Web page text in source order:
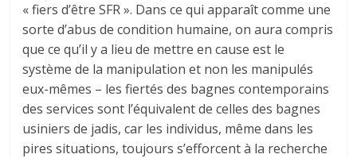
« fiers d’être SFR ». Dans ce qui apparaît comme une
sorte d’abus de condition humaine, on aura compris
que ce qu’il y a lieu de mettre en cause est le
système de la manipulation et non les manipulés
eux-mêmes – les fiertés des bagnes contemporains
des services sont l’équivalent de celles des bagnes
usiniers de jadis, car les individus, même dans les
pires situations, toujours s’efforcent à la recherche